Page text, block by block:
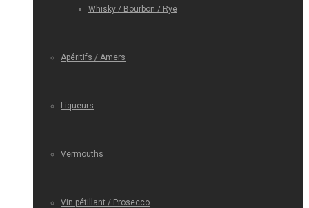
Whisky / Bourbon / Rye
Apéritifs / Amers
Liqueurs
Vermouths
Vin pétillant / Prosecco